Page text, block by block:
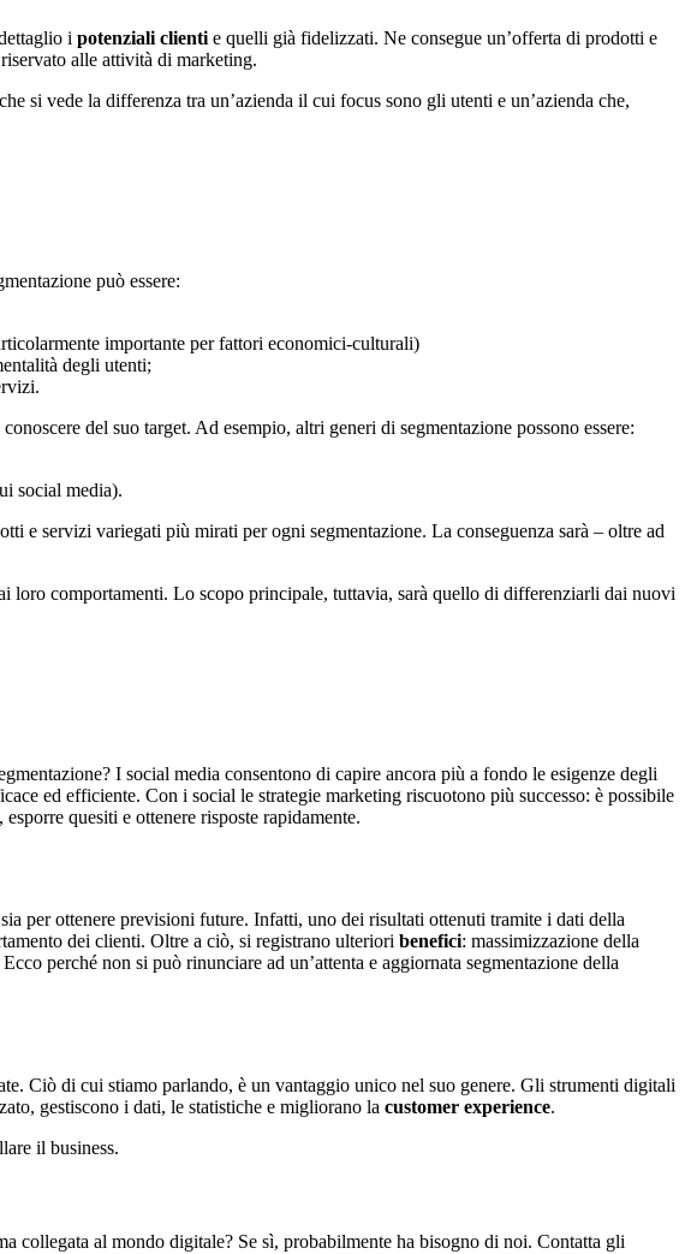
i potenziali clienti e quelli già fidelizzati. Ne consegue un’offerta di prodotti e
alle attività di marketing.
si vede la differenza tra un’azienda il cui focus sono gli utenti e un’azienda che,
può essere:
importante per fattori economici-culturali)
degli utenti;
del suo target. Ad esempio, altri generi di segmentazione possono essere:
social media).
e servizi variegati più mirati per ogni segmentazione. La conseguenza sarà – oltre ad
loro comportamenti. Lo scopo principale, tuttavia, sarà quello di differenziarli dai nuovi
I social media consentono di capire ancora più a fondo le esigenze degli
ed efficiente. Con i social le strategie marketing riscuotono più successo: è possibile
quesiti e ottenere risposte rapidamente.
per ottenere previsioni future. Infatti, uno dei risultati ottenuti tramite i dati della
dei clienti. Oltre a ciò, si registrano ulteriori benefici: massimizzazione della
perché non si può rinunciare ad un’attenta e aggiornata segmentazione della
Ciò di cui stiamo parlando, è un vantaggio unico nel suo genere. Gli strumenti digitali
gestiscono i dati, le statistiche e migliorano la customer experience.
il business.
collegata al mondo digitale? Se sì, probabilmente ha bisogno di noi. Contatta gli